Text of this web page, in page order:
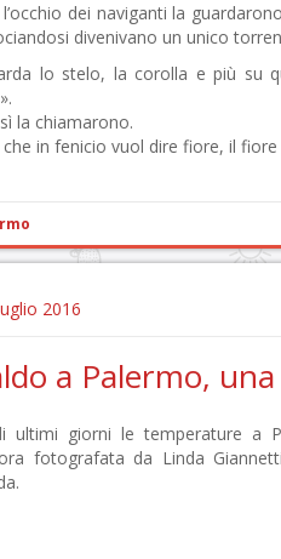
l’occhio dei naviganti la
divenivano un unico
lo stelo, la corolla e più su
la chiamarono.
che in fenicio vuol dire fiore, il
2016
a Palermo,
ultimi giorni le temperature a
fotografata da Linda